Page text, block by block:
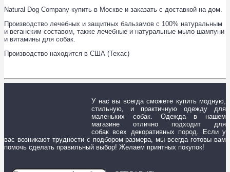
Natural Dog Company купить в Москве и заказать с доставкой на дом.
Производство лечебных и защитных бальзамов с 100% натуральным
и веганским составом, также лечебные и натуральные мыло-шампуни
и витамины для собак.
Производство находится в США (Техас)
У нас вы всегда сможете купить модную,
стильную, и практичную одежду для
маленьких собак. Одежда в нашем
магазине отлично подходит для
собак всех декоративных пород. Если у
вас возникают трудности с подбором размера, мы всегда готовы вам
помочь сделать правильный выбор! Желаем приятных покупок!